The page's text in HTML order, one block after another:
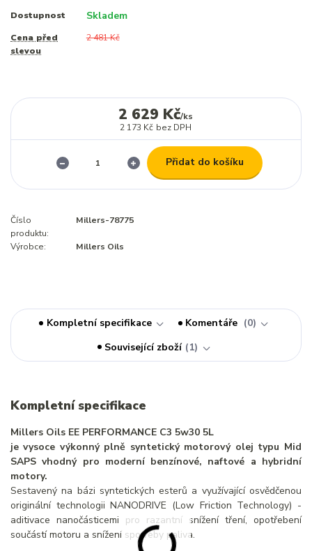
Dostupnost Skladem
Cena před
slevou
2 481 Kč
2 629 Kč/ks
2 173 Kč bez DPH
Přidat do košíku
Číslo
produktu:
Millers-78775
Výrobce: Millers Oils
Kompletní specifikace Komentáře
0
Související zboží
1
Kompletní specifikace
Millers Oils EE PERFORMANCE C3 5w30 5L
je vysoce výkonný plně syntetický motorový olej typu Mid
SAPS vhodný pro moderní benzínové, naftové a hybridní
motory.
Sestavený na bázi syntetických esterů a využívající osvědčenou
originální technologii NANODRIVE (Low Friction Technology) -
aditivace nanočásticemi pro razantní snížení tření, opotřebení
součástí motoru a snížení spotřeby paliva.